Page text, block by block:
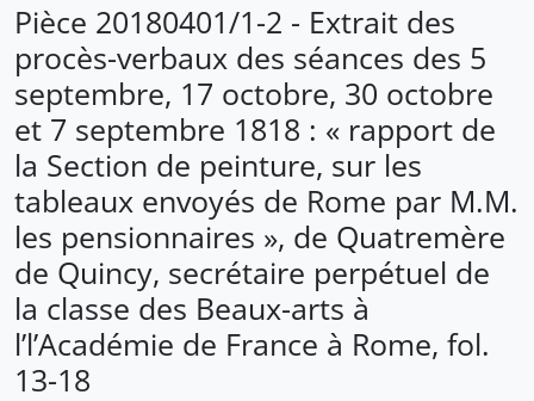
Pièce 20180401/1-2 - Extrait des
procès-verbaux des séances des 5
septembre, 17 octobre, 30 octobre
et 7 septembre 1818 : « rapport de
la Section de peinture, sur les
tableaux envoyés de Rome par M.M.
les pensionnaires », de Quatremère
de Quincy, secrétaire perpétuel de
la classe des Beaux-arts à
l’l’Académie de France à Rome, fol.
13-18